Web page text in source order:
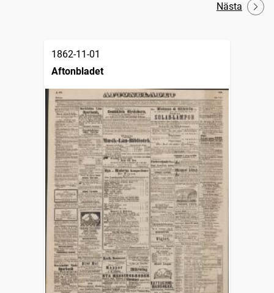
Nästa
1862-11-01
Aftonbladet